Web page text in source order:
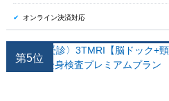
オンライン決済対応
第5位